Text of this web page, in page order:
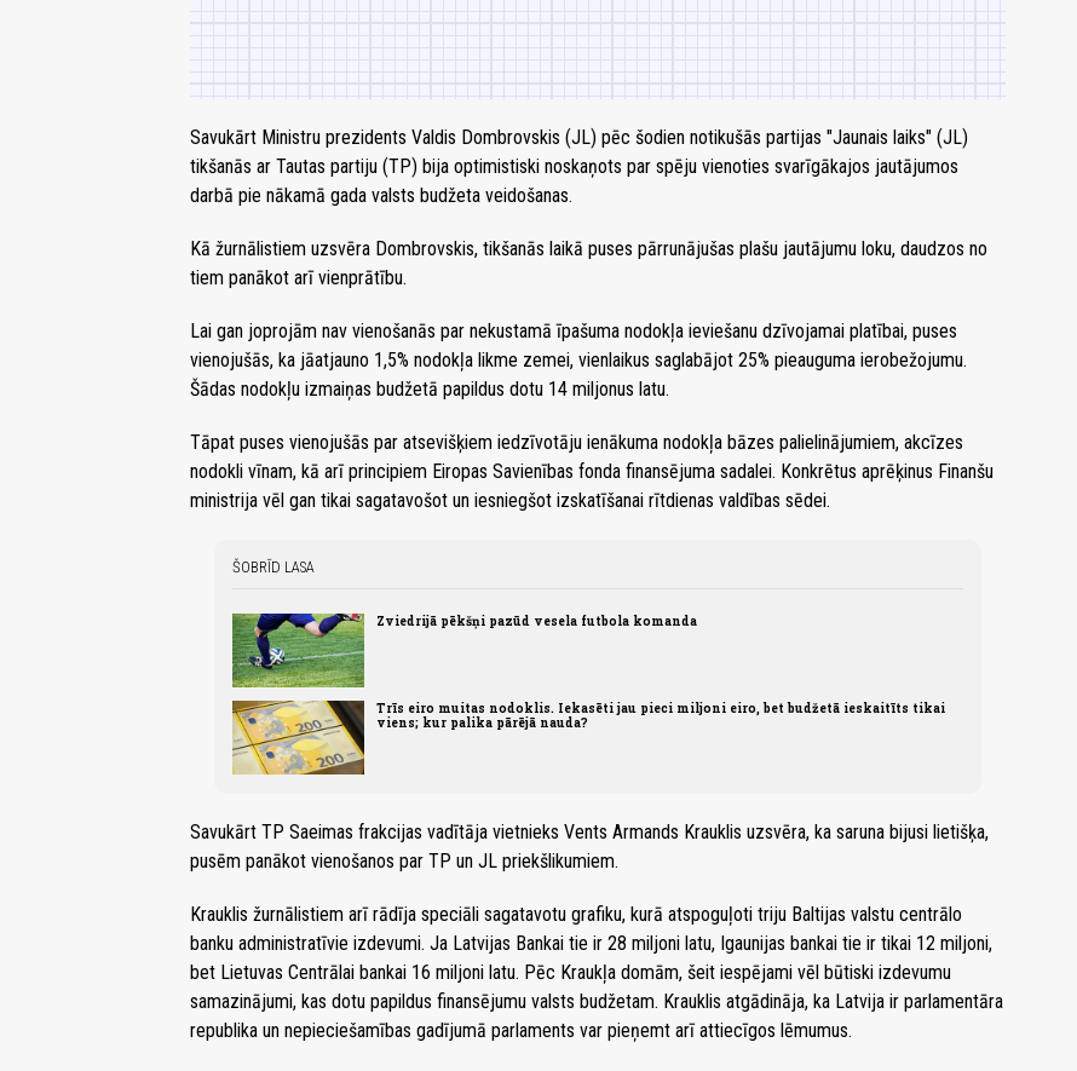
Savukārt Ministru prezidents Valdis Dombrovskis (JL) pēc šodien notikušās partijas "Jaunais laiks" (JL)
tikšanās ar Tautas partiju (TP) bija optimistiski noskaņots par spēju vienoties svarīgākajos jautājumos
darbā pie nākamā gada valsts budžeta veidošanas.
Kā žurnālistiem uzsvēra Dombrovskis, tikšanās laikā puses pārrunājušas plašu jautājumu loku, daudzos no
tiem panākot arī vienprātību.
Lai gan joprojām nav vienošanās par nekustamā īpašuma nodokļa ieviešanu dzīvojamai platībai, puses
vienojušās, ka jāatjauno 1,5% nodokļa likme zemei, vienlaikus saglabājot 25% pieauguma ierobežojumu.
Šādas nodokļu izmaiņas budžetā papildus dotu 14 miljonus latu.
Tāpat puses vienojušās par atsevišķiem iedzīvotāju ienākuma nodokļa bāzes palielinājumiem, akcīzes
nodokli vīnam, kā arī principiem Eiropas Savienības fonda finansējuma sadalei. Konkrētus aprēķinus Finanšu
ministrija vēl gan tikai sagatavošot un iesniegšot izskatīšanai rītdienas valdības sēdei.
ŠOBRĪD LASA
Zviedrijā pēkšņi pazūd vesela futbola komanda
Trīs eiro muitas nodoklis. Iekasēti jau pieci miljoni eiro, bet budžetā ieskaitīts tikai
viens; kur palika pārējā nauda?
Savukārt TP Saeimas frakcijas vadītāja vietnieks Vents Armands Krauklis uzsvēra, ka saruna bijusi lietišķa,
pusēm panākot vienošanos par TP un JL priekšlikumiem.
Krauklis žurnālistiem arī rādīja speciāli sagatavotu grafiku, kurā atspoguļoti triju Baltijas valstu centrālo
banku administratīvie izdevumi. Ja Latvijas Bankai tie ir 28 miljoni latu, Igaunijas bankai tie ir tikai 12 miljoni,
bet Lietuvas Centrālai bankai 16 miljoni latu. Pēc Kraukļa domām, šeit iespējami vēl būtiski izdevumu
samazinājumi, kas dotu papildus finansējumu valsts budžetam. Krauklis atgādināja, ka Latvija ir parlamentāra
republika un nepieciešamības gadījumā parlaments var pieņemt arī attiecīgos lēmumus.